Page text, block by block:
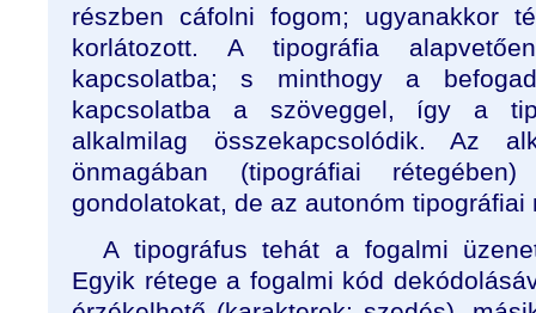
részben cáfolni fogom; ugyanakkor
korlátozott. A tipográfia
kapcsolatba; s minthogy a
kapcsolatba a szöveggel, így a
alkalmilag összekapcsolódik. Az
önmagában (tipográfiai
gondolatokat, de az autonóm
A tipográfus tehát a fogalmi
Egyik rétege a fogalmi kód